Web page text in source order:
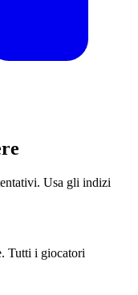
Usa gli indizi
Tutti i giocatori